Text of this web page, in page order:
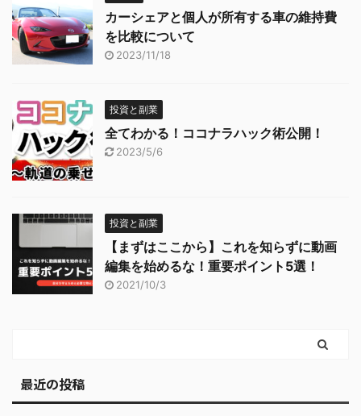
カーシェアと個人が所有する車の維持費
を比較について
2023/11/18
投資と副業
全てわかる！ココナラハック術公開！
2023/5/6
投資と副業
【まずはここから】これを知らずに動画
編集を始めるな！重要ポイント5選！
2021/10/3
最近の投稿